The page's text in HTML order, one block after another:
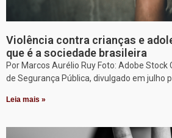
Violência contra crianças e
que é a sociedade brasileira
Por Marcos Aurélio Ruy Foto: Adobe Stock
de Segurança Pública, divulgado em julho
Leia mais »